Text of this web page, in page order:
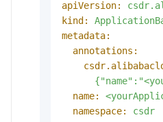
apiVersion:
kind:
metadata:
annotations:
name:
namespace:
csdr